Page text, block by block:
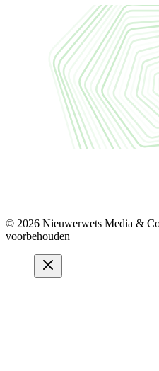
© 2026 Nieuwerwets Media &
voorbehouden